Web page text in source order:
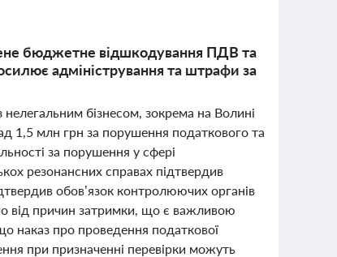
бюджетне відшкодування ПДВ та
адміністрування та штрафи за
бізнесом, зокрема на Волині
1,5 млн грн за порушення податкового та
за порушення у сфері
резонансних справах підтвердив
обов’язок контролюючих органів
від причин затримки, що є важливою
наказ про проведення податкової
при призначенні перевірки можуть